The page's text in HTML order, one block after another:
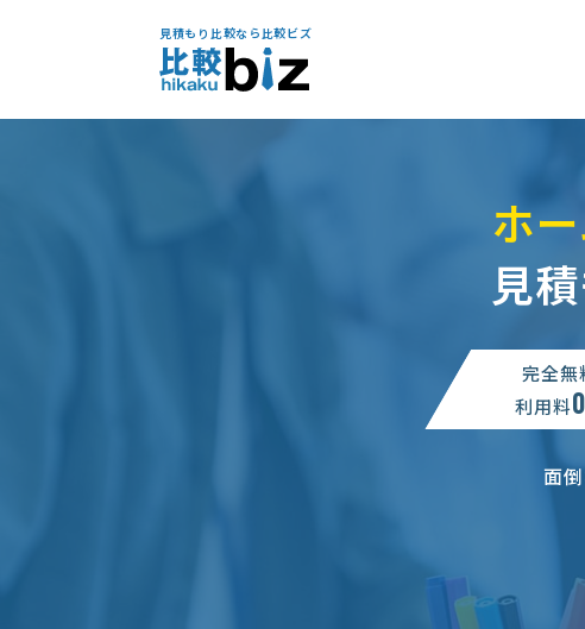
見積もり比較なら比較ビズ
ホ
見
完全無
利用料0
面